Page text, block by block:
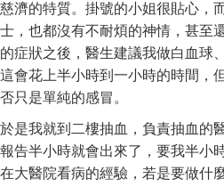
慈濟的特質。掛號的小姐很貼心，
士，也都沒有不耐煩的神情，甚至
的症狀之後，醫生建議我做白血球
這會花上半小時到一小時的時間，
否只是單純的感冒。
於是我就到二樓抽血，負責抽血的
報告半小時就會出來了，要我半小
在大醫院看病的經驗，若是要做什